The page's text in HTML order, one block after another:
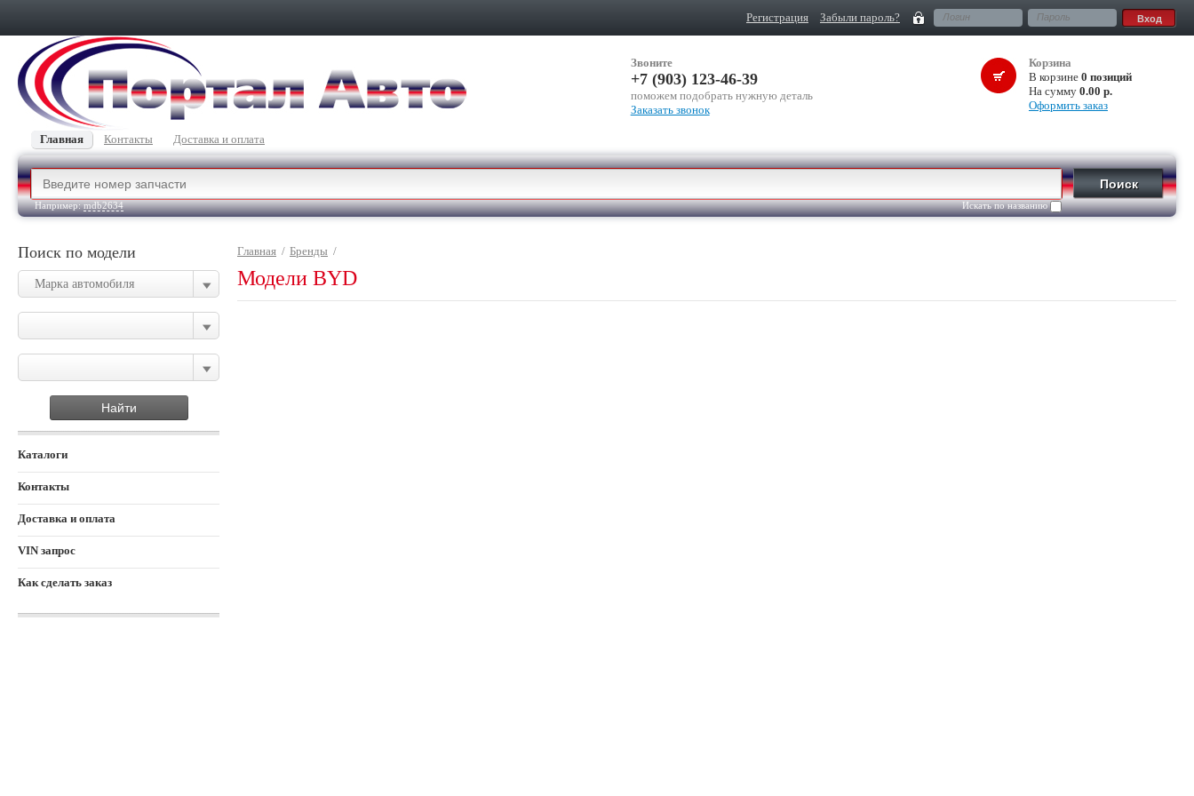
Регистрация Забыли пароль?
Корзина
В корзине 0 позиций
На сумму 0.00 р.
Оформить заказ
Звоните
+7 (903) 123-46-39
поможем подобрать нужную деталь
Заказать звонок
Главная Контакты Доставка и оплата
Например:mdb2634 Искать по названию
Поиск по модели
Марка автомобиля
Каталоги
Контакты
Доставка и оплата
VIN запрос
Как сделать заказ
Главная / Бренды /
Модели BYD